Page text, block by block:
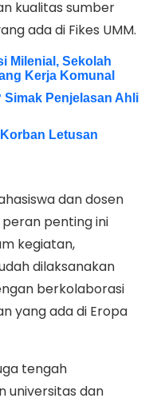
kualitas sumber
ada di Fikes UMM.
Milenial, Sekolah
Kerja Komunal
Simak Penjelasan Ahli
Letusan
dan dosen
peran penting ini
kegiatan,
dilaksanakan
berkolaborasi
yang ada di Eropa
tengah
universitas dan